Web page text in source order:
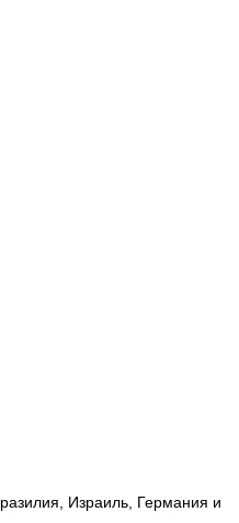
Израиль, Германия и